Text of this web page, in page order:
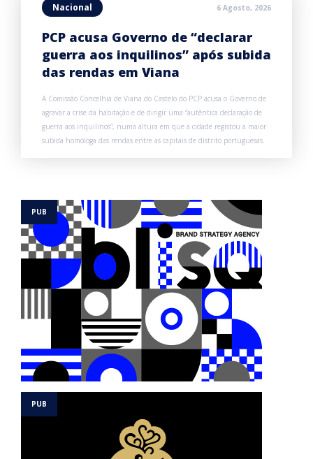
Nacional 6 Agosto, 2026
PCP acusa Governo de “declarar
guerra aos inquilinos” após subida
das rendas em Viana
A Comissão Concelhia de Viana do Castelo do PCP acusa o Governo de
agravar a crise da habitação e de dirigir uma “autêntica declaração de
guerra aos inquilinos”, numa altura em que a cidade registou a maior
subida homóloga das rendas entre as capitais de distrito portuguesas.